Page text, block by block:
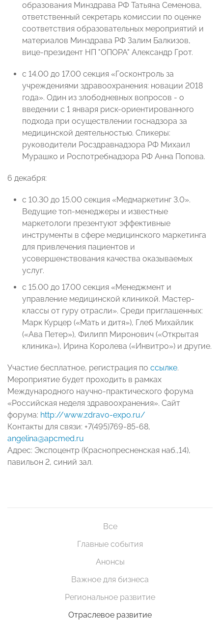
образования Минздрава РФ Татьяна Семенова,
ответственный секретарь комиссии по оценке
соответствия образовательных мероприятий и
материалов Минздрава РФ Залим Балкизов,
вице-президент НП "ОПОРА" Александр Грот.
с 14.00 до 17.00 секция «Госконтроль за
учреждениями здравоохранения: новации 2018
года». Один из злободневных вопросов - о
введении с 1 января риск-ориентированного
подхода при осуществлении госнадзора за
медицинской деятельностью. Спикеры:
руководители Росздравнадзора РФ Михаил
Мурашко и Роспотребнадзора РФ Анна Попова.
6 декабря:
с 10.30 до 15.00 секция «Медмаркетинг 3.0».
Ведущие топ-менеджеры и известные
маркетологи презентуют эффективные
инструменты в сфере медицинского маркетинга
для привлечения пациентов и
усовершенствования качества оказываемых
услуг.
с 15.00 до 17.00 секция «Менеджмент и
управление медицинской клиникой. Мастер-
классы от гуру отрасли». Среди приглашенных:
Марк Курцер («Мать и дитя»), Глеб Михайлик
(«Ава Петер»), Филипп Миронович («Открытая
клиника»), Ирина Королева («Инвитро») и другие.
Участие бесплатное, регистрация по ссылке.
Мероприятие будет проходить в рамках
Международного научно-практического форума
«Российская неделя здравоохранения». Сайт
форума: http://www.zdravo-expo.ru/
Контакты для связи: +7(495)769-85-68,
angelina@apcmed.ru
Адрес: Экспоцентр (Краснопресненская наб.,14),
павильон 2, синий зал.
Все
Главные события
Анонсы
Важное для бизнеса
Региональное развитие
Отраслевое развитие